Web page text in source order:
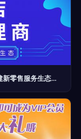
小程序代理商靠谱吗？与得有店携手共建新零售服务生态的票务代理之路